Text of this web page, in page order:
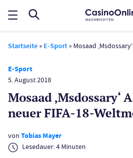
Startseite » E-Sport » Mosaad ‚Msdossary‘
E-Sport
5. August 2018
Mosaad ‚Msdossary‘
neuer FIFA-18-
von Tobias Mayer
Lesedauer:4 Minuten